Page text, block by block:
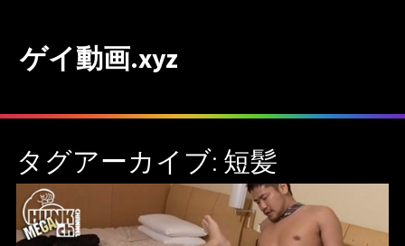
ゲイ動画.xyz
タグアーカイブ: 短髪